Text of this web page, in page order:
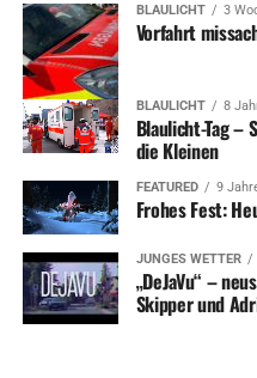
BLAULICHT 3
Vorfahrt
BLAULICHT 8
Blaulicht-Tag –
die Kleinen
FEATURED 9
Frohes Fest:
JUNGES WETTER
„DeJaVu“ –
Skipper und